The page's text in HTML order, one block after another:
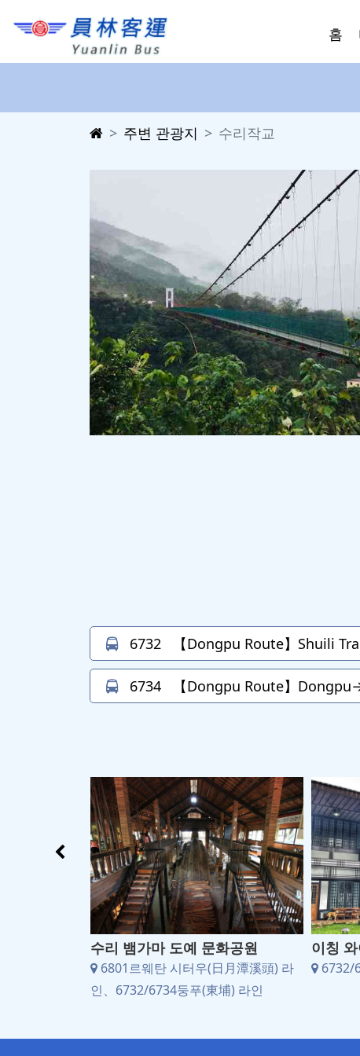
홈
주변 관광지 수리작교
6732 【Dongpu Route】Shuili
6734 【Dongpu Route】
수리 뱀가마 도예 문화공원
6801르웨탄 시터우(日月潭溪頭) 라
인、6732/6734둥푸(東埔) 라인
이칭
6732/